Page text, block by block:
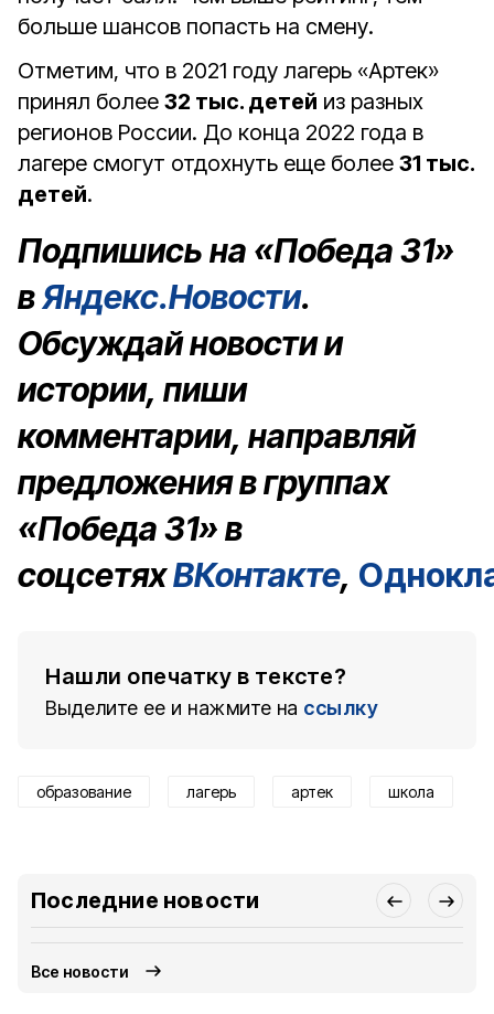
больше шансов попасть на смену.
Отметим, что в 2021 году лагерь «Артек»
принял более 32 тыс. детей из разных
регионов России. До конца 2022 года в
лагере смогут отдохнуть еще более 31 тыс.
детей.
Подпишись на «Победа 31»
вЯндекс.Новости.
Обсуждай новости и
истории, пиши
комментарии, направляй
предложения в группах
«Победа 31» в
соцсетяхВКонтакте,
Нашли опечатку в тексте?
Выделите ее и нажмите на ссылку
образование лагерь артек школа
Последние новости
Все новости